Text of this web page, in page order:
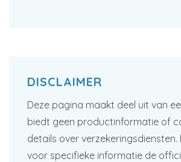
DISCLAIMER
Deze pagina maakt deel uit van
biedt geen productinformatie of
details over verzekeringsdiensten.
voor specifieke informatie de